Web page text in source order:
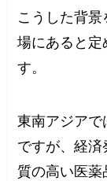
こうした背
場にあると定
す。
東南アジアで
ですが、経
質の高い医薬